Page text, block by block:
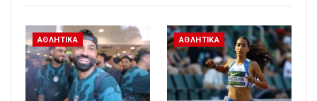
ΑΘΛΗΤΙΚΑ ΑΘΛΗΤΙΚΑ